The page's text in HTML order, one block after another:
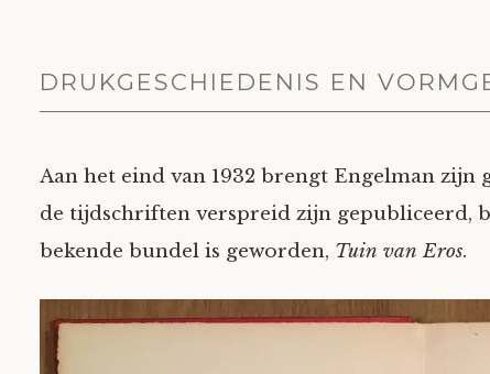
DRUKGESCHIEDENIS EN
Aan het eind van 1932 brengt Engelman zijn
de tijdschriften verspreid zijn gepubliceerd,
bekende bundel is geworden, Tuin van Eros.